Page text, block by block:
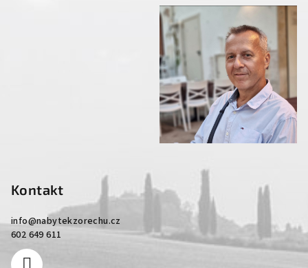
Kontakt
info@nabytekzorechu.cz
602 649 611